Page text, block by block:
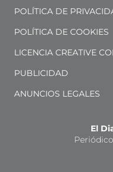
POLÍTICA DE
POLÍTICA DE COOKIES
LICENCIA CREATIVE
PUBLICIDAD
ANUNCIOS LEGALES
El